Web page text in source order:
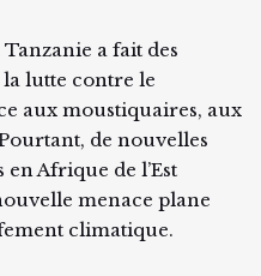
a fait des
lutte contre le
aux moustiquaires, aux
de nouvelles
Afrique de l’Est
menace plane
climatique.